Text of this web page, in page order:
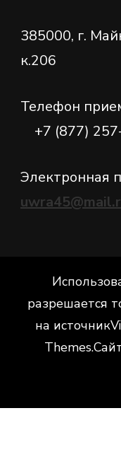
385000, г.
к.206
+7 (877)
разрешается
на источник
Themes